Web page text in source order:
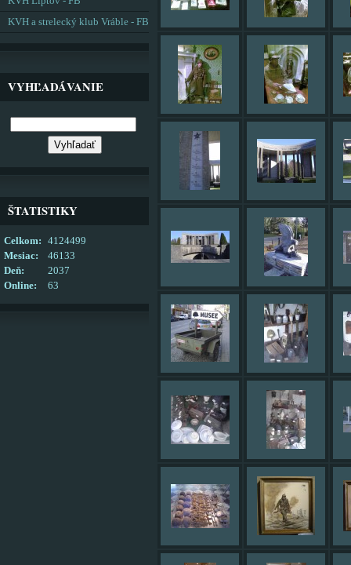
KVH a strelecký klub Vráble - FB
VYHĽADÁVANIE
ŠTATISTIKY
Online: 63
Celkom:
4124499
Mesiac:
46133
Deň:
2037